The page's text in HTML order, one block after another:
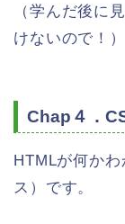
（学んだ後に
けないので！）
Chap４．
HTMLが何か
ス）です。